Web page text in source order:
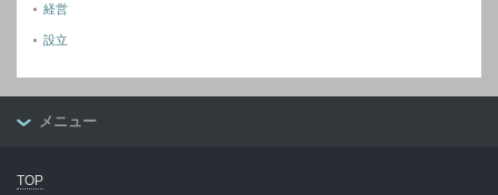
経営
設立
メニュー
TOP